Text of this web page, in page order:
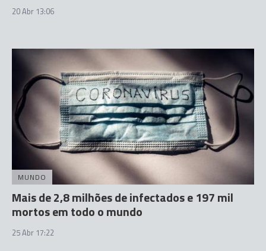
20 Abr 13:06
MUNDO
Mais de 2,8 milhões de infectados e 197 mil
mortos em todo o mundo
25 Abr 17:22